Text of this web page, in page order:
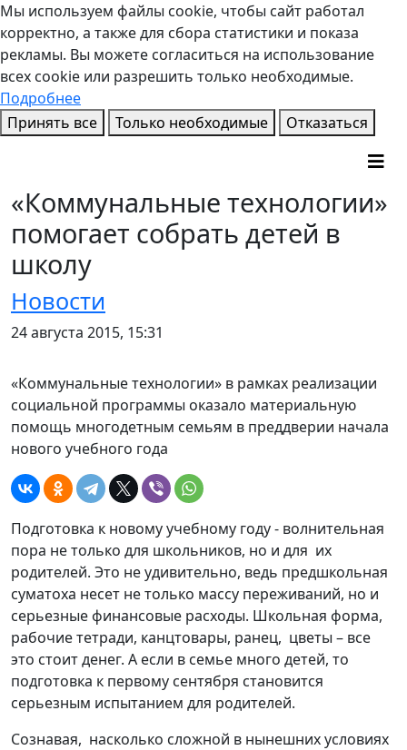
Мы используем файлы cookie, чтобы сайт работал
корректно, а также для сбора статистики и показа
рекламы. Вы можете согласиться на использование
всех cookie или разрешить только необходимые.
Подробнее
Принять все
Только необходимые Отказаться
«Коммунальные технологии»
помогает собрать детей в
школу
Новости
24 августа 2015, 15:31
«Коммунальные технологии» в рамках реализации
социальной программы оказало материальную
помощь многодетным семьям в преддверии начала
нового учебного года
Подготовка к новому учебному году - волнительная
пора не только для школьников, но и для их
родителей. Это не удивительно, ведь предшкольная
суматоха несет не только массу переживаний, но и
серьезные финансовые расходы. Школьная форма,
рабочие тетради, канцтовары, ранец, цветы – все
это стоит денег. А если в семье много детей, то
подготовка к первому сентября становится
серьезным испытанием для родителей.
Сознавая, насколько сложной в нынешних условиях